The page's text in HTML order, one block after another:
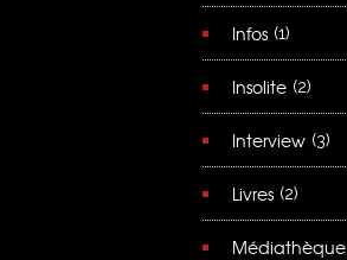
Infos (1)
Insolite (2)
Interview (3)
Livres (2)
Médiathèque